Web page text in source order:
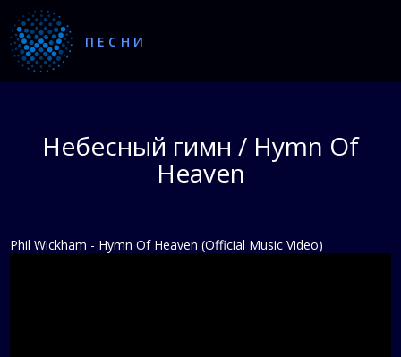
ПЕСНИ
Небесный гимн / Hymn Of
Heaven
Phil Wickham - Hymn Of Heaven (Official Music Video)